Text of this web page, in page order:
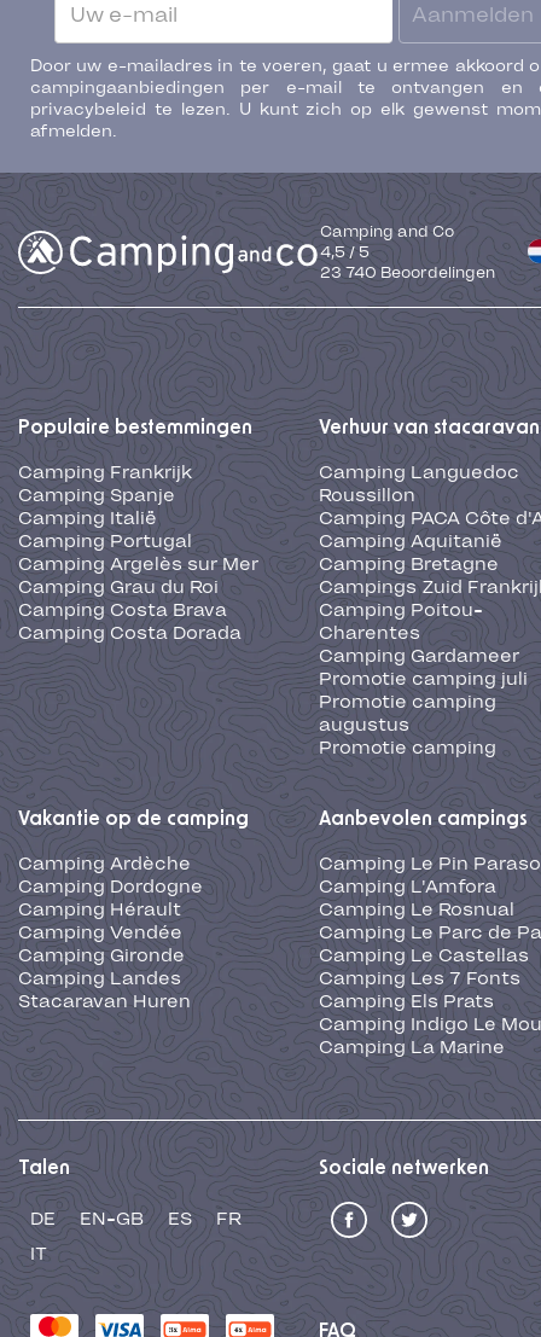
Aanmelden
Door uw e-mailadres in te voeren, gaat u ermee akkoord
campingaanbiedingen per e-mail te ontvangen en
privacybeleid te lezen. U kunt zich op elk gewenst
afmelden.
Camping and Co
4,5/5
23 740 Beoordelingen
Populaire bestemmingen
Camping Frankrijk
Camping Spanje
Camping Italië
Camping Portugal
Camping Argelès sur Mer
Camping Grau du Roi
Camping Costa Brava
Camping Costa Dorada
Verhuur van
Camping Languedoc
Roussillon
Camping PACA Côte
Camping Aquitanië
Camping Bretagne
Campings Zuid
Camping Poitou-
Charentes
Camping Gardameer
Promotie camping juli
Promotie camping
augustus
Promotie camping
Vakantie op de camping
Camping Ardèche
Camping Dordogne
Camping Hérault
Camping Vendée
Camping Gironde
Camping Landes
Stacaravan Huren
Aanbevolen campings
Camping Le Pin
Camping L'Amfora
Camping Le Rosnual
Camping Le Parc de
Camping Le Castellas
Camping Les 7 Fonts
Camping Els Prats
Camping Indigo Le
Camping La Marine
Talen
DE EN-GB ES
FR
IT
Sociale netwerken
FAQ